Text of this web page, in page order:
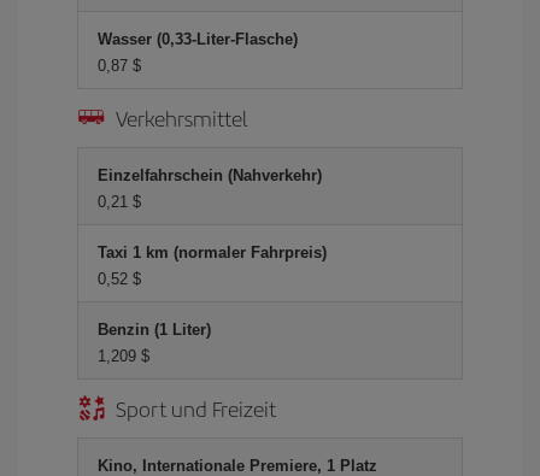
Wasser (0,33-Liter-Flasche)
0,87 $
Verkehrsmittel
Einzelfahrschein (Nahverkehr)
0,21 $
Taxi 1 km (normaler Fahrpreis)
0,52 $
Benzin (1 Liter)
1,209 $
Sport und Freizeit
Kino, Internationale Premiere, 1 Platz